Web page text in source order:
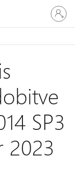
Vpišite
se
v
račun
SP3
2023